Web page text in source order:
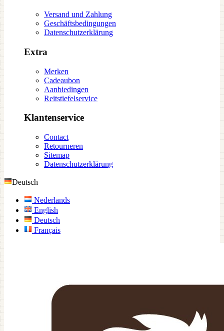
Versand und Zahlung
Geschäftsbedingungen
Datenschutzerklärung
Extra
Merken
Cadeaubon
Aanbiedingen
Reitstiefelservice
Klantenservice
Contact
Retourneren
Sitemap
Datenschutzerklärung
Deutsch
Nederlands
English
Deutsch
Français